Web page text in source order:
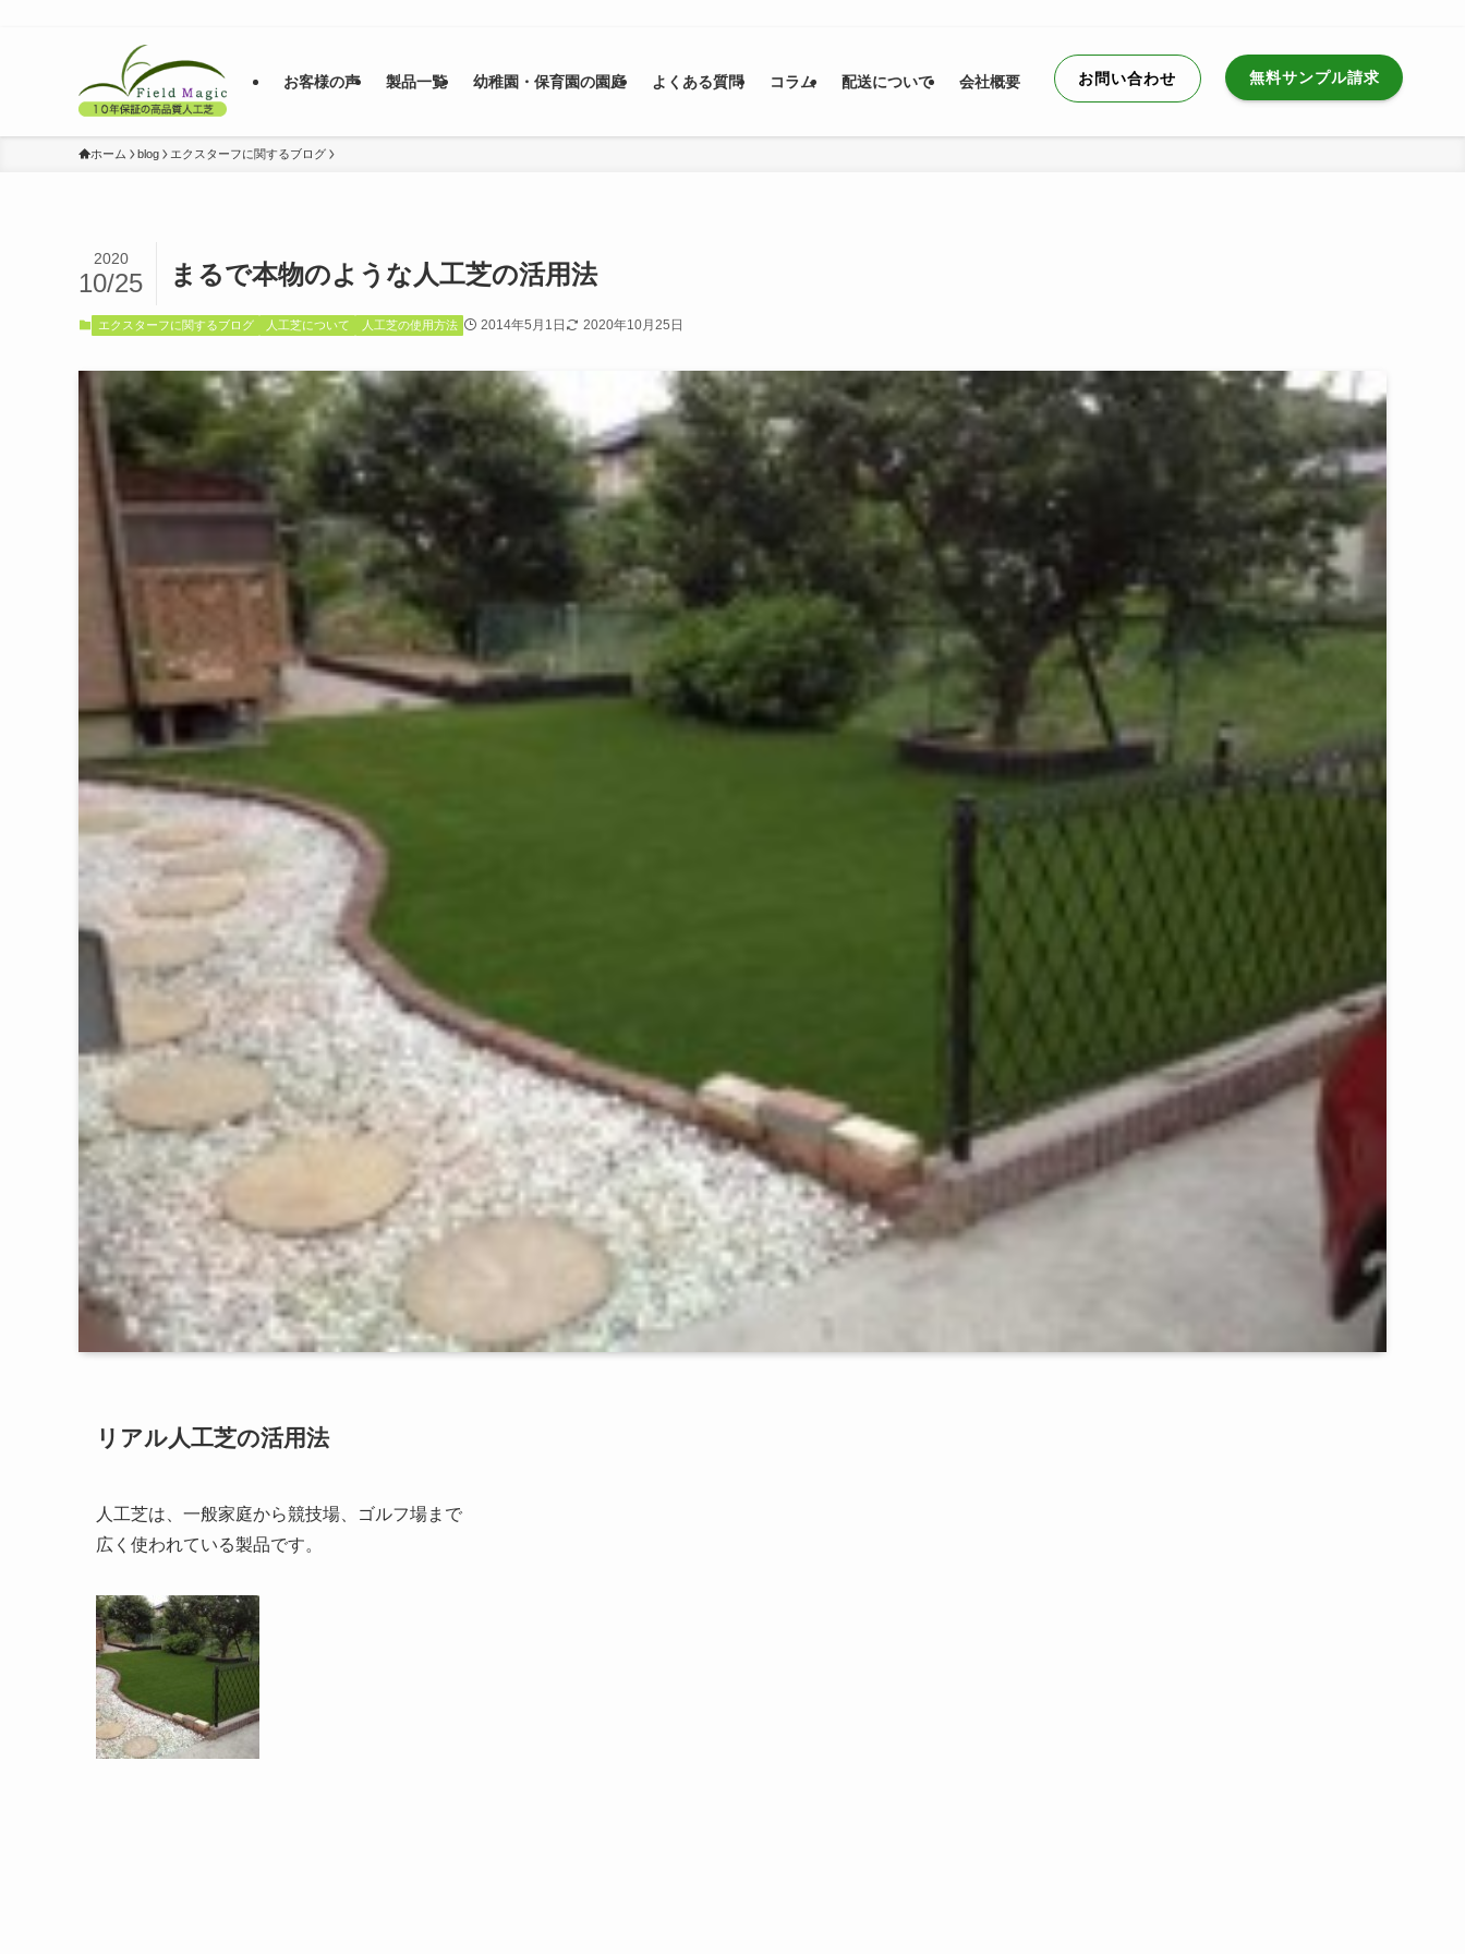
お客様の声 製品一覧 幼稚園・保育園の園庭 よくある質問 コラム 配送について 会社概要 お問い合わせ 無料サンプル請求
ホーム blog エクスターフに関するブログ
まるで本物のような人工芝の活用法
2020
10/25
エクスターフに関するブログ 人工芝について 人工芝の使用方法 2014年5月1日 2020年10月25日
リアル人工芝の活用法
人工芝は、一般家庭から競技場、ゴルフ場まで
広く使われている製品です。